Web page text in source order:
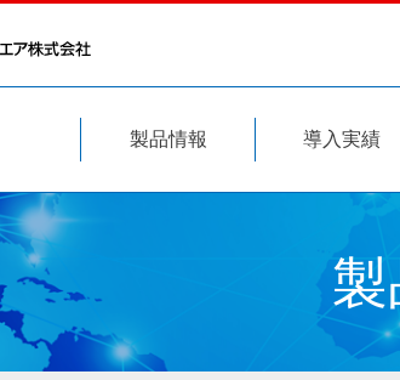
製品情報 導入実績